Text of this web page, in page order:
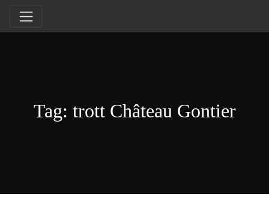
Tag: trott Château Gontier